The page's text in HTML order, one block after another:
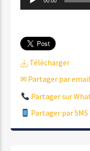
audio
Télécharger
✉ Partager par email
Partager sur
Partager par SMS